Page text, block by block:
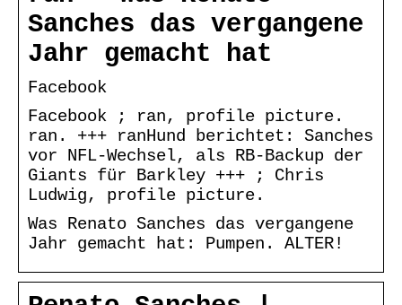
Sanches das vergangene
Jahr gemacht hat
Facebook
Facebook ; ran, profile picture.
ran. +++ ranHund berichtet: Sanches
vor NFL-Wechsel, als RB-Backup der
Giants für Barkley +++ ; Chris
Ludwig, profile picture.
Was Renato Sanches das vergangene
Jahr gemacht hat: Pumpen. ALTER!